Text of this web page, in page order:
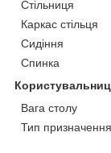
Стільниця
Каркас стільця
Сидіння
Спинка
Вага столу
Тип призначення